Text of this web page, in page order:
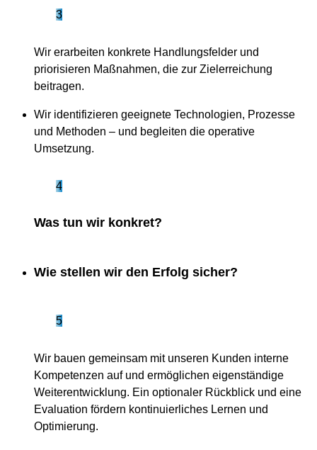
3
Wir erarbeiten konkrete Handlungsfelder und
priorisieren Maßnahmen, die zur Zielerreichung
beitragen.
Wir identifizieren geeignete Technologien, Prozesse
und Methoden – und begleiten die operative
Umsetzung.
4
Was tun wir konkret?
Wie stellen wir den Erfolg sicher?
5
Wir bauen gemeinsam mit unseren Kunden interne
Kompetenzen auf und ermöglichen eigenständige
Weiterentwicklung. Ein optionaler Rückblick und eine
Evaluation fördern kontinuierliches Lernen und
Optimierung.